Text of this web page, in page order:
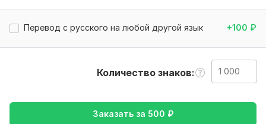
Чтобы выполнить ваш заказ, мне потребуется от вас
текст который вы хотите перевести. Опишите что именно
вы хотите получить и какие у вас предпочтения.
Другое
с Русского на Английский
с Английского на Русский
Перевод с русского на любой другой язык +100 ₽
Количество знаков
Заказать за 500 ₽